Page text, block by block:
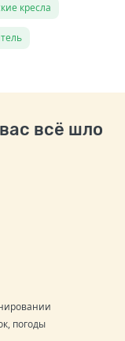
кресла
всё шло
погоды